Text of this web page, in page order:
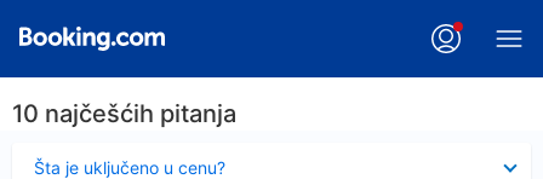
10 najčešćih pitanja
Šta je uključeno u cenu?
Sažeto